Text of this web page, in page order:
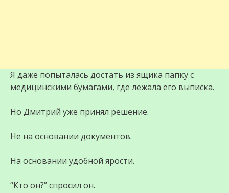
Я даже попыталась достать из ящика папку с
медицинскими бумагами, где лежала его выписка.
Но Дмитрий уже принял решение.
Не на основании документов.
На основании удобной ярости.
“Кто он?” спросил он.